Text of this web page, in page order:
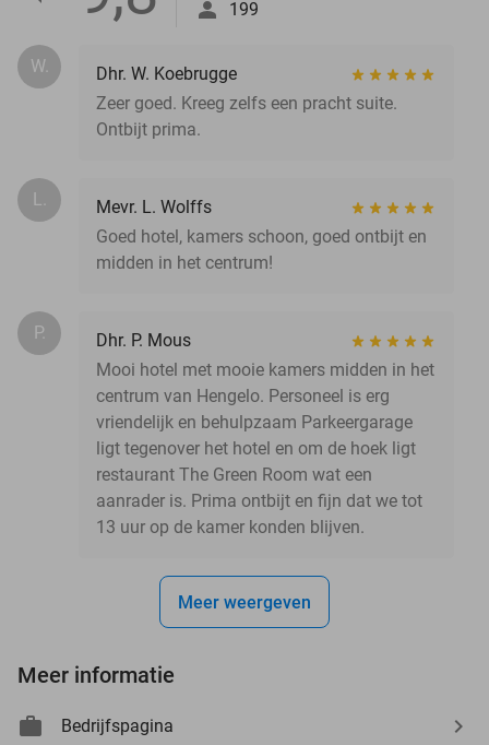
199
W.
Dhr. W. Koebrugge
Zeer goed. Kreeg zelfs een pracht suite.
Ontbijt prima.
L.
Mevr. L. Wolffs
Goed hotel, kamers schoon, goed ontbijt en
midden in het centrum!
P.
Dhr. P. Mous
Mooi hotel met mooie kamers midden in het
centrum van Hengelo. Personeel is erg
vriendelijk en behulpzaam Parkeergarage
ligt tegenover het hotel en om de hoek ligt
restaurant The Green Room wat een
aanrader is. Prima ontbijt en fijn dat we tot
13 uur op de kamer konden blijven.
Meer weergeven
Meer informatie
Bedrijfspagina